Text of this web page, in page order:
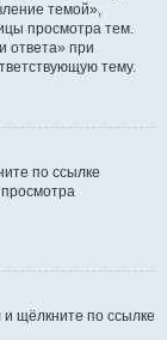
темой»,
просмотра тем.
ответа» при
тему.
по ссылке
щёлкните по ссылке